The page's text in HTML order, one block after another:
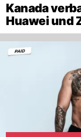
Kanada
Huawei und